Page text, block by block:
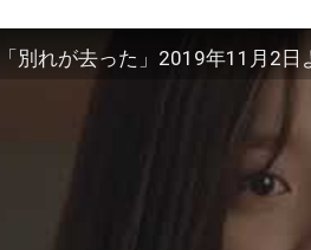
Powered by livedoor 相互RSS
キム・ユジョン、美しいセルフショッ
キム・ユジョン、新ドラマ「まず熱く
俳優カン・ギヨン、突然の熱愛宣言…
「別れが去った」2019年11月2